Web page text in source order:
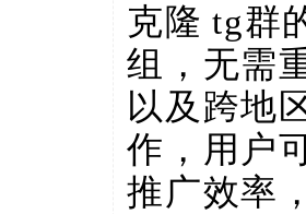
克隆 tg群
组，无需
以及跨地
作，用户
推广效率